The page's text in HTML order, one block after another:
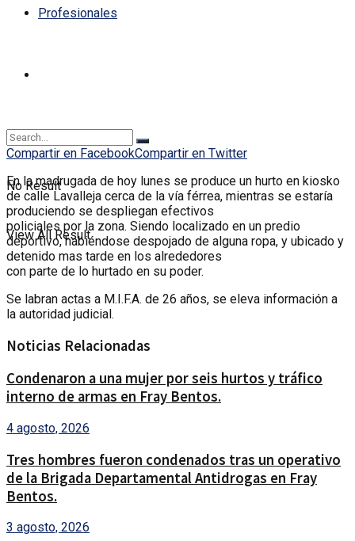
Profesionales
No Result
View All Result
Compartir en FacebookCompartir en Twitter
En la madrugada de hoy lunes se produce un hurto en kiosko
de calle Lavalleja cerca de la vía férrea, mientras se estaría
produciendo se despliegan efectivos
policiales por la zona. Siendo localizado en un predio
deportivo, habiéndose despojado de alguna ropa, y ubicado y
detenido mas tarde en los alrededores
con parte de lo hurtado en su poder.
Se labran actas a M.I.F.A. de 26 años, se eleva información a
la autoridad judicial.
Noticias Relacionadas
Condenaron a una mujer por seis hurtos y tráfico
interno de armas en Fray Bentos.
4 agosto, 2026
Tres hombres fueron condenados tras un operativo
de la Brigada Departamental Antidrogas en Fray
Bentos.
3 agosto, 2026